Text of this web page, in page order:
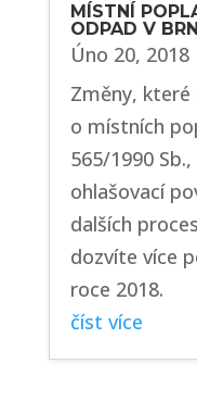
MÍSTNÍ
ODPAD V
Úno 20, 2018
Změny, které
o místních
565/1990
ohlašovací
dalších
dozvíte více
roce 2018.
číst více